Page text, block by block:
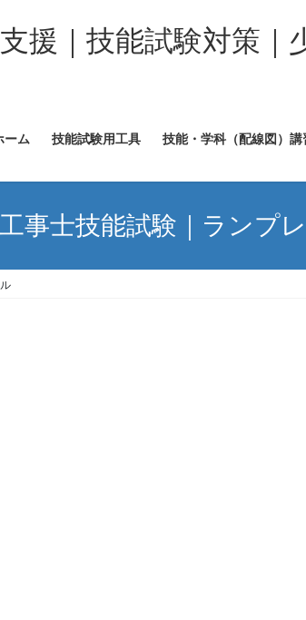
援｜技能試験対策｜
ーム 技能試験用工具 技能・学科（配線図）講
事士技能試験｜ランプ